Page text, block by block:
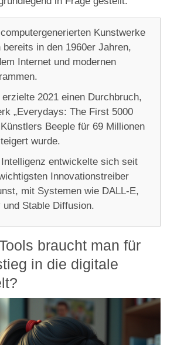
Kunstwerke
bereits in den 1960er Jahren,
Internet und modernen
erzielte 2021 einen Durchbruch,
„Everydays: The First 5000
Beeple für 69 Millionen
wurde.
entwickelte sich seit
Innovationstreiber
mit Systemen wie DALL-E,
und Stable Diffusion.
braucht man für
in die digitale